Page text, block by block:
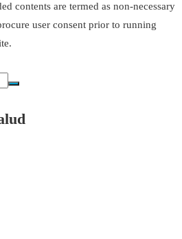
contents are termed as non-necessary
user consent prior to running